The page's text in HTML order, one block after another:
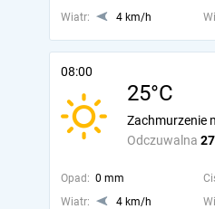
Wiatr: 4 km/h
08:00
25°C
Odczuwalna
Zachmurzenie
Opad: 0 mm
Wiatr:
4 km/h